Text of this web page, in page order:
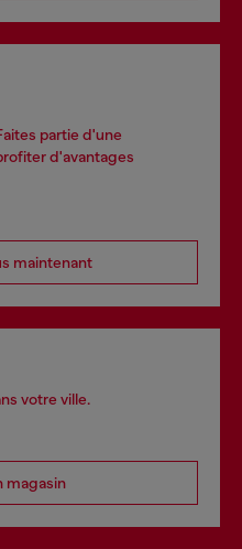
partie d'une
d'avantages
maintenant
votre ville.
magasin